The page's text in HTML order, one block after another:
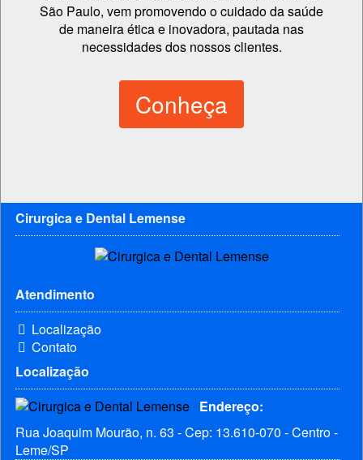
São Paulo, vem promovendo o cuidado da saúde
de maneira ética e inovadora, pautada nas
necessidades dos nossos clientes.
Conheça
Cirurgica e Dental Lemense
Atendimento
Localização
Contato
Localização
Endereço:
Rua Joaquim Mourão, n. 63 - Cep: 13.610-070 - Centro -
Leme/SP